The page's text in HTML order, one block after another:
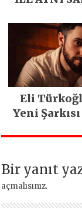
Eli
Yeni Şarkısı
İlgi
Bir yanıt
açmalısınız.